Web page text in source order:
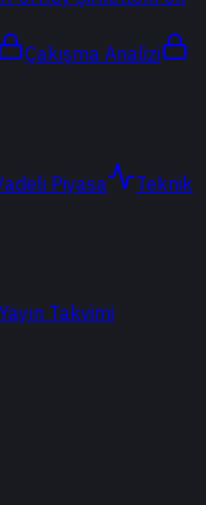
Çakışma Analizi
Piyasa
Teknik
Yayın Takvimi